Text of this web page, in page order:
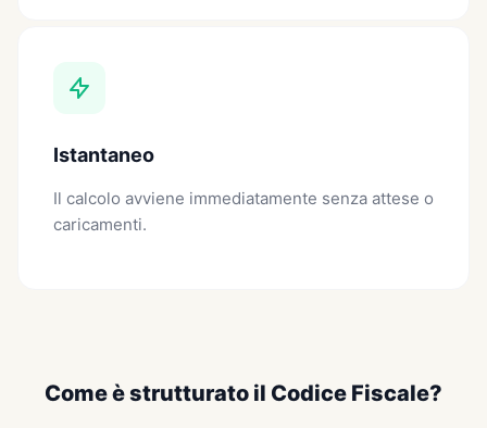
Istantaneo
Il calcolo avviene immediatamente senza attese o
caricamenti.
Come è strutturato il Codice Fiscale?